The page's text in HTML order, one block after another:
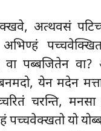
अत्थवसं पटिच्च
वा पब्बजितेन
येन मदेन
चरन्ति, मनसा
पच्चवेक्खतो यो